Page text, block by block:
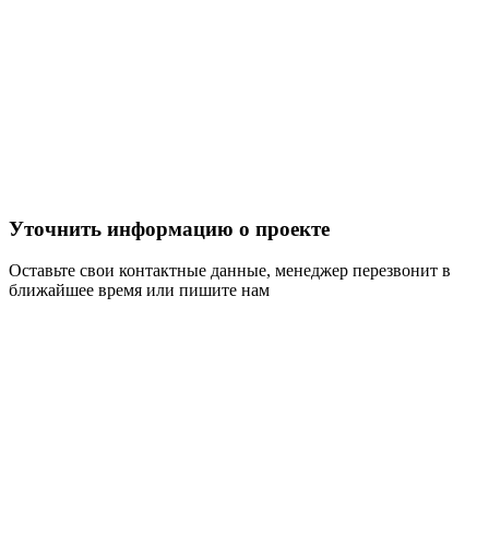
Уточнить информацию о проекте
Оставьте свои контактные данные, менеджер перезвонит в
ближайшее время или пишите нам